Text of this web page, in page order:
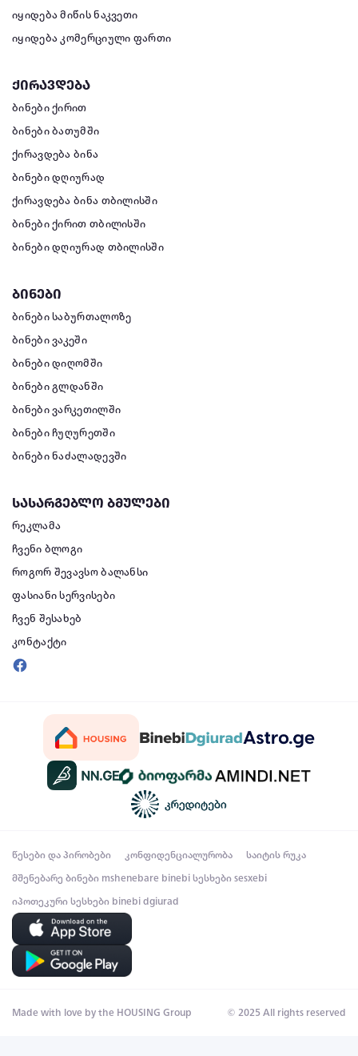
იყიდება მიწის ნაკვეთი
იყიდება კომერციული ფართი
ქირავდება
ბინები ქირით
ბინები ბათუმში
ქირავდება ბინა
ბინები დღიურად
ქირავდება ბინა თბილისში
ბინები ქირით თბილისში
ბინები დღიურად თბილისში
ბინები
ბინები საბურთალოზე
ბინები ვაკეში
ბინები დიღომში
ბინები გლდანში
ბინები ვარკეთილში
ბინები ჩუღურეთში
ბინები ნაძალადევში
სასარგებლო ბმულები
რეკლამა
ჩვენი ბლოგი
როგორ შევავსო ბალანსი
ფასიანი სერვისები
ჩვენ შესახებ
კონტაქტი
წესები და პირობები კონფიდენციალურობა საიტის რუკა
მშენებარე ბინები mshenebare binebi სესხები sesxebi
იპოთეკური სესხები binebi dgiurad
Made with love by the HOUSING Group © 2025 All rights reserved